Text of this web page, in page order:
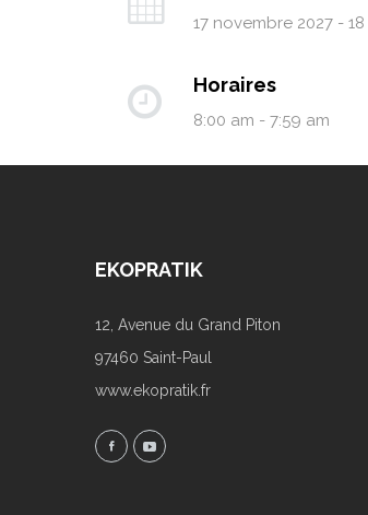
17 novembre 2027 -
Horaires
8:00 am - 7:59 am
EKOPRATIK
12, Avenue du Grand Piton
97460 Saint-Paul
www.ekopratik.fr